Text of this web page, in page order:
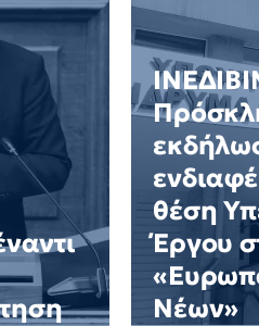
θέση
Έργου
Νέων»